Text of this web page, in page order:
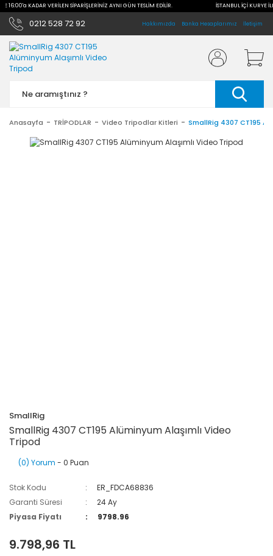
16:00'a KADAR VERİLEN SİPARİŞLERİNİZ AYNI GÜN TESLİM EDİLİR. İSTANBUL İÇİ KURYE
0212 528 72 92 Hakkımızda Banka Hesaplarımız İletişim
Anasayfa TRİPODLAR Video Tripodlar Kitleri SmallRig 4307 CT195
SmallRig
SmallRig 4307 CT195 Alüminyum Alaşımlı Video
Tripod
(0) Yorum - 0 Puan
Stok Kodu
ER_FDCA68836
Garanti Süresi
24 Ay
Piyasa Fiyatı
9798.96
9.798,96 TL